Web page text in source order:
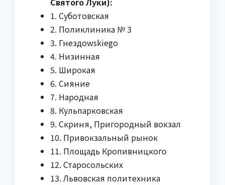
1. Суботовская
2. Поликлиника № 3
3. Гнездowskiego
4. Низинная
5. Широкая
6. Сияние
7. Народная
8. Кульпарковская
9. Скриня, Пригородный вокзал
10. Привокзальный рынок
11. Площадь Кропивницкого
12. Старосольских
13. Львовская политехника